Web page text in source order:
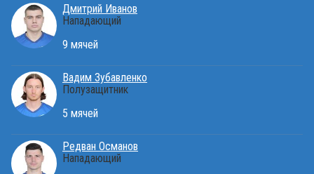
Дмитрий Иванов
Нападающий
9 мячей
Вадим Зубавленко
Полузащитник
5 мячей
Редван Османов
Нападающий